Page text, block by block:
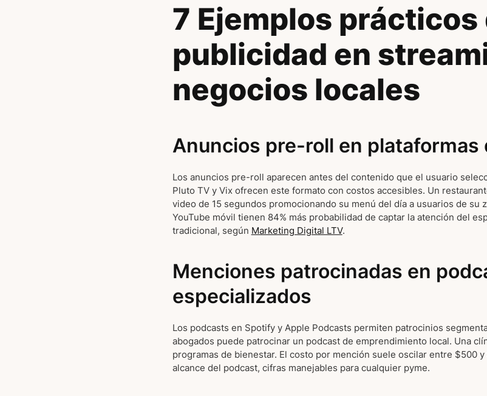
7 Ejemplos prácticos
publicidad en
negocios locales
Anuncios pre-roll en plataformas
Los anuncios pre-roll aparecen antes del contenido que el usuario
Pluto TV y Vix ofrecen este formato con costos accesibles. Un
video de 15 segundos promocionando su menú del día a usuarios de su
YouTube móvil tienen 84% más probabilidad de captar la atención del
tradicional, según Marketing Digital LTV.
Menciones patrocinadas en
especializados
Los podcasts en Spotify y Apple Podcasts permiten patrocinios
abogados puede patrocinar un podcast de emprendimiento local. Una
programas de bienestar. El costo por mención suele oscilar entre $500
alcance del podcast, cifras manejables para cualquier pyme.